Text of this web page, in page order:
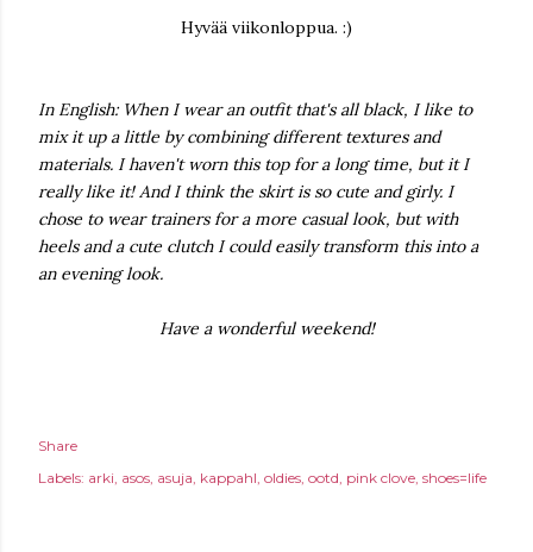
Hyvää viikonloppua. :)
In English: When I wear an outfit that's all black, I like to
mix it up a little by combining different textures and
materials. I haven't worn this top for a long time, but it I
really like it! And I think the skirt is so cute and girly. I
chose to wear trainers for a more casual look, but with
heels and a cute clutch I could easily transform this into a
an evening look.
Have a wonderful weekend!
Share
Labels: arki asos asuja kappahl oldies ootd pink clove shoes=life